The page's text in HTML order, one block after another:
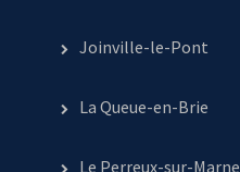
Joinville-le-Pont
La Queue-en-Brie
Le Perreux-sur-Marne